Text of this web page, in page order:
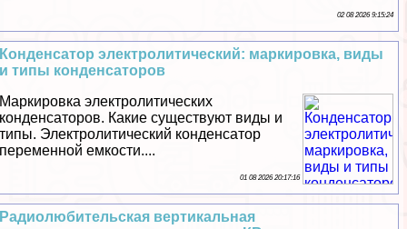
02 08 2026 9:15:24
Конденсатор электролитический: маркировка, виды
и типы конденсаторов
Маркировка электролитических
конденсаторов. Какие существуют виды и
типы. Электролитический конденсатор
переменной емкости....
01 08 2026 20:17:16
Радиолюбительская вертикальная